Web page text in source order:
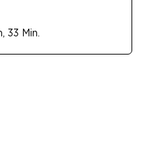
33 Min.